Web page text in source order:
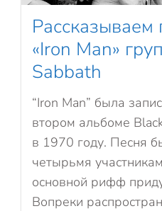
«Iron Man»
Sabbath
“Iron Man” была
втором альбоме
в 1970 году. Песня
четырьмя
основной рифф
Вопреки